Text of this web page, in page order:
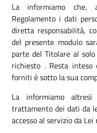
La informiamo che,
Regolamento i dati
diretta responsabilità,
del presente modulo
parte del Titolare al
richiesto . Resta
forniti è sotto la sua
La informiamo
trattamento dei dati da
accesso al servizio da